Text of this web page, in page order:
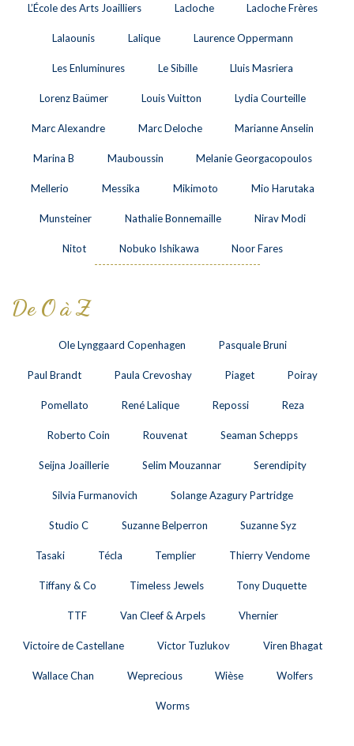
L’École des Arts Joailliers Lacloche Lacloche Frères
Lalaounis Lalique Laurence Oppermann
Les Enluminures Le Sibille Lluis Masriera
Lorenz Baümer Louis Vuitton Lydia Courteille
Marc Alexandre Marc Deloche Marianne Anselin
Marina B Mauboussin Melanie Georgacopoulos
Mellerio Messika Mikimoto Mio Harutaka
Munsteiner Nathalie Bonnemaille Nirav Modi
Nitot Nobuko Ishikawa Noor Fares
De O à Z
Ole Lynggaard Copenhagen Pasquale Bruni
Paul Brandt Paula Crevoshay Piaget Poiray
Pomellato René Lalique Repossi Reza
Roberto Coin Rouvenat Seaman Schepps
Seijna Joaillerie Selim Mouzannar Serendipity
Silvia Furmanovich Solange Azagury Partridge
Studio C Suzanne Belperron Suzanne Syz
Tasaki Técla Templier Thierry Vendome
Tiffany & Co Timeless Jewels Tony Duquette
TTF Van Cleef & Arpels Vhernier
Victoire de Castellane Victor Tuzlukov Viren Bhagat
Wallace Chan Weprecious Wièse Wolfers
Worms